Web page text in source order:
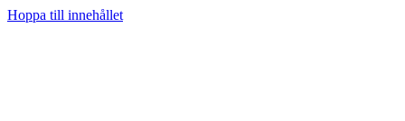
Hoppa till innehållet